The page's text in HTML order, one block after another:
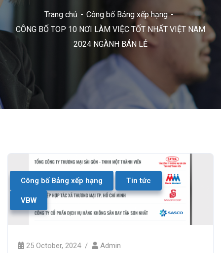
Trang chủ
Công bố Bảng xếp hạng
CÔNG BỐ TOP 10 NƠI LÀM VIỆC TỐT NHẤT VIỆT NAM
2024 NGÀNH BÁN LẺ
Công bố Bảng xếp hạng Tin tức
VBW
25 October, 2024 Admin